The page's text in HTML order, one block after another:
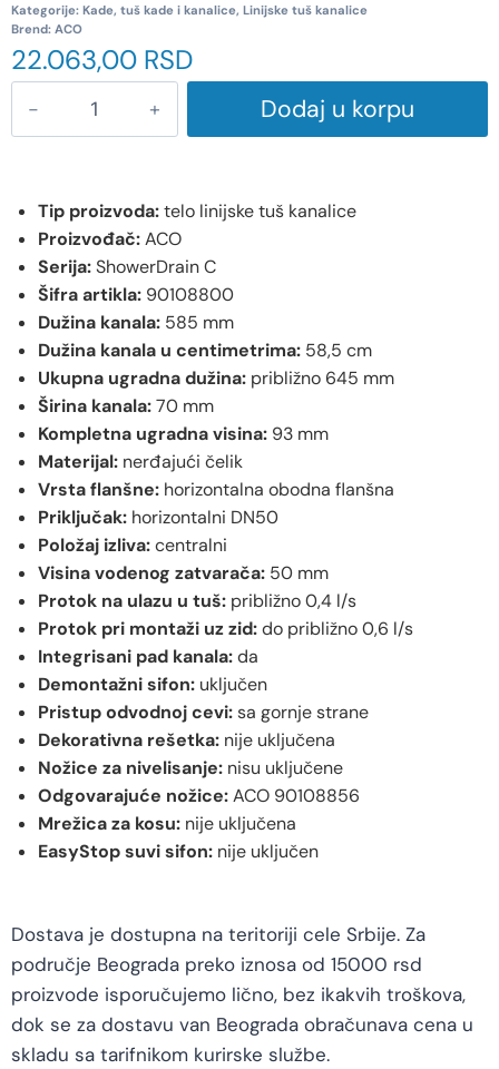
Kategorije: Kade, tuš kade i kanalice, Linijske tuš kanalice
Brend: ACO
22.063,00 RSD
Dodaj u korpu
Tip proizvoda:telo linijske tuš kanalice
Proizvođač:ACO
Serija:ShowerDrain C
Šifra artikla: 90108800
Dužina kanala: 585 mm
Dužina kanala u centimetrima: 58,5 cm
Ukupna ugradna dužina: približno 645 mm
Širina kanala:70 mm
Kompletna ugradna visina: 93 mm
Materijal: nerđajući čelik
Vrsta flanšne: horizontalna obodna flanšna
Priključak: horizontalni DN50
Položaj izliva:centralni
Visina vodenog zatvarača: 50 mm
Protok na ulazu u tuš: približno 0,4 l/s
Protok pri montaži uz zid:do približno 0,6 l/s
Integrisani pad kanala:da
Demontažni sifon: uključen
Pristup odvodnoj cevi:sa gornje strane
Dekorativna rešetka: nije uključena
Nožice za nivelisanje: nisu uključene
Odgovarajuće nožice:ACO 90108856
Mrežica za kosu: nije uključena
EasyStop suvi sifon: nije uključen
Dostava je dostupna na teritoriji cele Srbije. Za
područje Beograda preko iznosa od 15000 rsd
proizvode isporučujemo lično, bez ikakvih troškova,
dok se za dostavu van Beograda obračunava cena u
skladu sa tarifnikom kurirske službe.